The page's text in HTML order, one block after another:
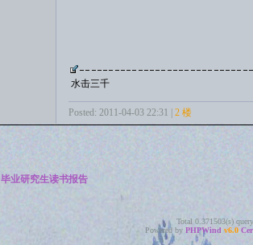
水击三千
Posted: 2011-04-03 22:31 | 2 楼
毕业研究生读书报告
Total 0.371503(s)
Powered by PHPWind v6.0